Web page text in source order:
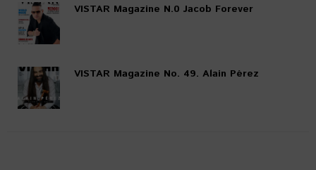
VISTAR Magazine N.0 Jacob Forever
VISTAR Magazine No. 49. Alain Pérez